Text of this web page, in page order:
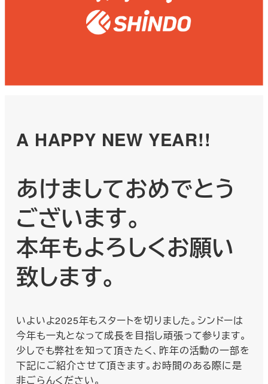
A HAPPY NEW YEAR!!
あけましておめでとう
ございます。
本年もよろしくお願い
致します。
いよいよ2025年もスタートを切りました。シンドーは
今年も一丸となって成長を目指し頑張って参ります。
少しでも弊社を知って頂きたく、昨年の活動の一部を
下記にご紹介させて頂きます。お時間のある際に是
非ごらんください。